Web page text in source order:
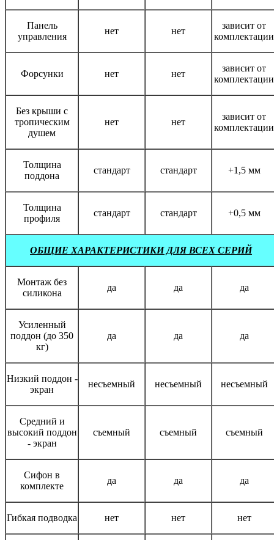
Панель
управления
нет нет
зависит от
комплектации
Форсунки нет нет
зависит от
комплектации
Без крыши с
тропическим
душем
нет нет
зависит от
комплектации
Толщина
поддона
стандарт стандарт +1,5 мм
Толщина
профиля
стандарт стандарт +0,5 мм
ОБЩИЕ ХАРАКТЕРИСТИКИ ДЛЯ ВСЕХ СЕРИЙ
Монтаж без
силикона
да да да
Усиленный
поддон (до 350
кг)
да да да
Низкий поддон -
экран
несъемный несъемный несъемный
Средний и
высокий поддон
- экран
съемный съемный съемный
Сифон в
комплекте
да да да
Гибкая подводка нет нет нет